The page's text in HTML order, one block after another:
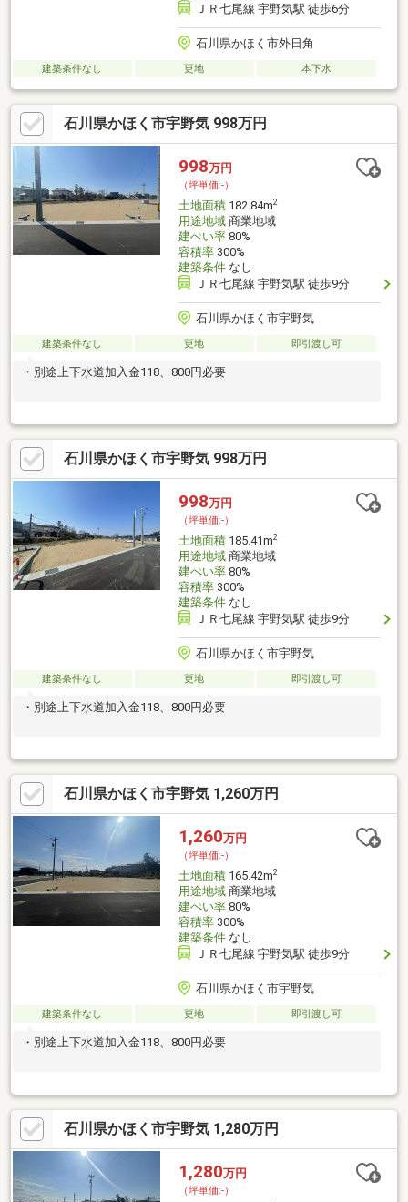
ＪＲ七尾線 宇野気駅 徒歩6分
石川県かほく市外日角
建築条件なし 更地 本下水
石川県かほく市宇野気 998万円
998万円
（坪単価:-）
土地面積182.84m2
用途地域商業地域
建ぺい率80%
容積率300%
建築条件なし
ＪＲ七尾線 宇野気駅 徒歩9分
石川県かほく市宇野気
建築条件なし 更地 即引渡し可
・別途上下水道加入金118、800円必要
石川県かほく市宇野気 998万円
998万円
（坪単価:-）
土地面積185.41m2
用途地域商業地域
建ぺい率80%
容積率300%
建築条件なし
ＪＲ七尾線 宇野気駅 徒歩9分
石川県かほく市宇野気
建築条件なし 更地 即引渡し可
・別途上下水道加入金118、800円必要
石川県かほく市宇野気 1,260万円
1,260万円
（坪単価:-）
土地面積165.42m2
用途地域商業地域
建ぺい率80%
容積率300%
建築条件なし
ＪＲ七尾線 宇野気駅 徒歩9分
石川県かほく市宇野気
建築条件なし 更地 即引渡し可
・別途上下水道加入金118、800円必要
石川県かほく市宇野気 1,280万円
1,280万円
（坪単価:-）